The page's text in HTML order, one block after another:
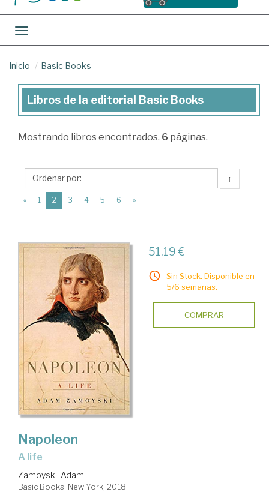
Toggle navigation
Inicio Basic Books
Libros
la
Basic
Books
Libros de la editorial Basic Books
Mostrando libros encontrados. 6 páginas.
↑
« 1 2 (current)
3 4 5 6 »
51,19 €
Sin Stock. Disponible en
5/6 semanas.
COMPRAR
Napoleon
a life
Zamoyski, Adam
Basic Books. New York, 2018